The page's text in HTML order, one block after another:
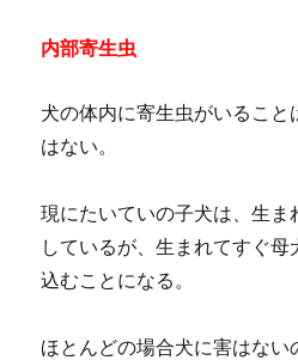
内部寄生虫
犬の体内に寄生虫がいるこ
はない。
現にたいていの子犬は、生ま
しているが、生まれてすぐ母
込むことになる。
ほとんどの場合犬に害はない